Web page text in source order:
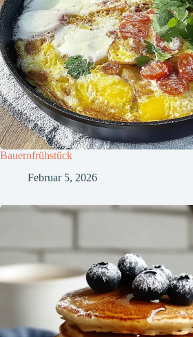
Bauernfrühstück
Februar 5, 2026